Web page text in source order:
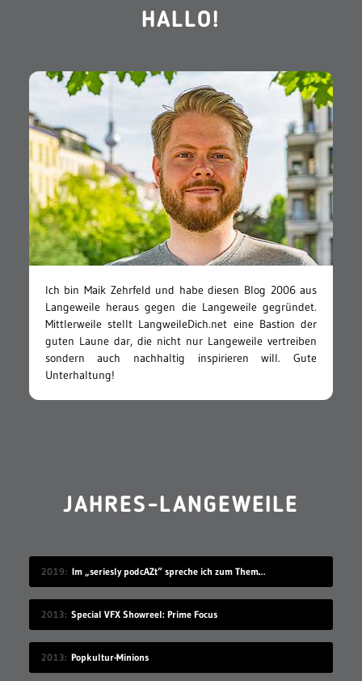
HALLO!
Ich bin Maik Zehrfeld und habe diesen Blog 2006 aus
Langeweile heraus gegen die Langeweile gegründet.
Mittlerweile stellt LangweileDich.net eine Bastion der
guten Laune dar, die nicht nur Langeweile vertreiben
sondern auch nachhaltig inspirieren will. Gute
Unterhaltung!
JAHRES-LANGEWEILE
2019 Im „seriesly podcAZt“ spreche ich zum Thema „Algorithmus“
2013 Special VFX Showreel: Prime Focus
2013 Popkultur-Minions